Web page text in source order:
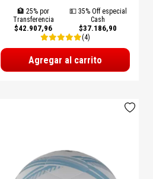
🏦 25% por
Transferencia
$42.907,96
💵 35% Off especial
Cash
$37.186,90
(4)
Agregar al carrito